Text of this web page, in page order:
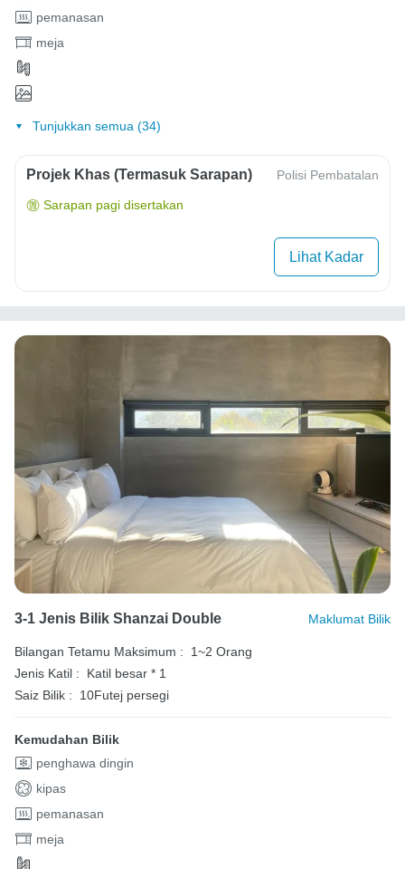
pemanasan
meja
Tunjukkan semua (34)
Projek Khas (Termasuk Sarapan) Polisi Pembatalan
Sarapan pagi disertakan
Lihat Kadar
3-1 Jenis Bilik Shanzai Double Maklumat Bilik
Bilangan Tetamu Maksimum :
1~2 Orang
Jenis Katil :
Katil besar * 1
Saiz Bilik :
10Futej persegi
Kemudahan Bilik
penghawa dingin
kipas
pemanasan
meja